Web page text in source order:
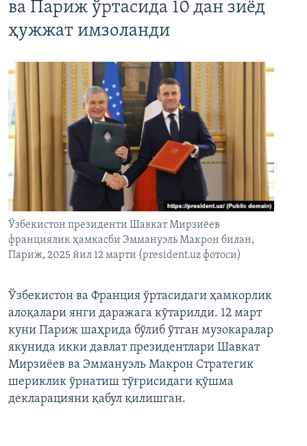
ва Париж ўртасида 10 дан зиёд
ҳужжат имзоланди
Ўзбекистон президенти Шавкат Мирзиёев
франциялик ҳамкасби Эммануэль Макрон билан,
Париж, 2025 йил 12 марти (president.uz фотоси)
Ўзбекистон ва Франция ўртасидаги ҳамкорлик
алоқалари янги даражага кўтарилди. 12 март
куни Париж шаҳрида бўлиб ўтган музокаралар
якунида икки давлат президентлари Шавкат
Мирзиёев ва Эммануэль Макрон Стратегик
шериклик ўрнатиш тўғрисидаги қўшма
декларацияни қабул қилишган.